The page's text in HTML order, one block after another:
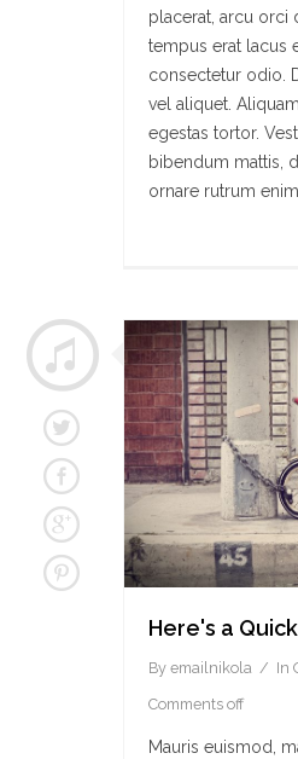
placerat, arcu orci
tempus erat lacus
consectetur odio.
vel aliquet.
egestas tortor.
bibendum mattis,
ornare rutrum enim
Here's a
By emailnikola In
Comments off
Mauris euismod,